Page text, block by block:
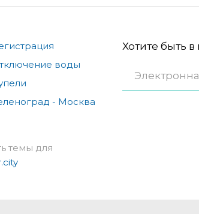
воды
- Москва
Хотите быть
темы для